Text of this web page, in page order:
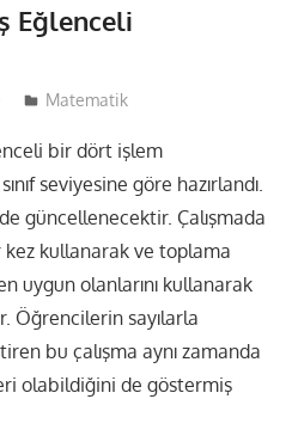
Eğlenceli
Matematik
bir dört işlem
seviyesine göre hazırlandı.
güncellenecektir. Çalışmada
kullanarak ve toplama
uygun olanlarını kullanarak
Öğrencilerin sayılarla
bu çalışma aynı zamanda
olabildiğini de göstermiş